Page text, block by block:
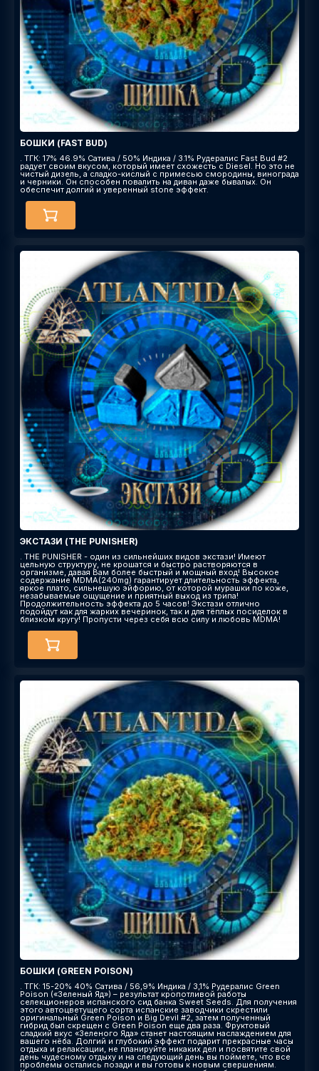
БОШКИ (FAST BUD)
. ТГК: 17% 46.9% Сатива / 50% Индика / 3.1% Рудералис Fast Bud #2
радует своим вкусом, который имеет схожесть с Diesel. Но это не
чистый дизель, а сладко-кислый с примесью смородины, винограда
и черники. Он способен повалить на диван даже бывалых. Он
обеспечит долгий и уверенный stone эффект.
ЭКСТАЗИ (THE PUNISHER)
. THE PUNISHER - один из сильнейших видов экстази! Имеют
цельную структуру, не крошатся и быстро растворяются в
организме, давая Вам более быстрый и мощный вход! Высокое
содержание MDMA(240mg) гарантирует длительность эффекта,
яркое плато, сильнешую эйфорию, от которой мурашки по коже,
незабываемые ощущение и приятный выход из трипа!
Продолжительность эффекта до 5 часов! Экстази отлично
подойдут как для жарких вечеринок, так и для тёплых посиделок в
близком кругу! Пропусти через себя всю силу и любовь MDMA!
БОШКИ (GREEN POISON)
. ТГК: 15-20% 40% Сатива / 56,9% Индика / 3,1% Рудералис Green
Poison («Зеленый Яд») – результат кропотливой работы
селекционеров испанского сид банка Sweet Seeds. Для получения
этого автоцветущего сорта испанские заводчики скрестили
оригинальный Green Poison и Big Devil #2, затем полученный
гибрид был скрещен с Green Poison еще два раза. Фруктовый
сладкий вкус «Зеленого Яда» станет настоящим наслаждением для
вашего нёба. Долгий и глубокий эффект подарит прекрасные часы
отдыха и релаксации, не планируйте никаких дел и посвятите свой
день чудесному отдыху и на следующий день вы поймете, что все
проблемы остались позади и вы готовы к новым свершениям.